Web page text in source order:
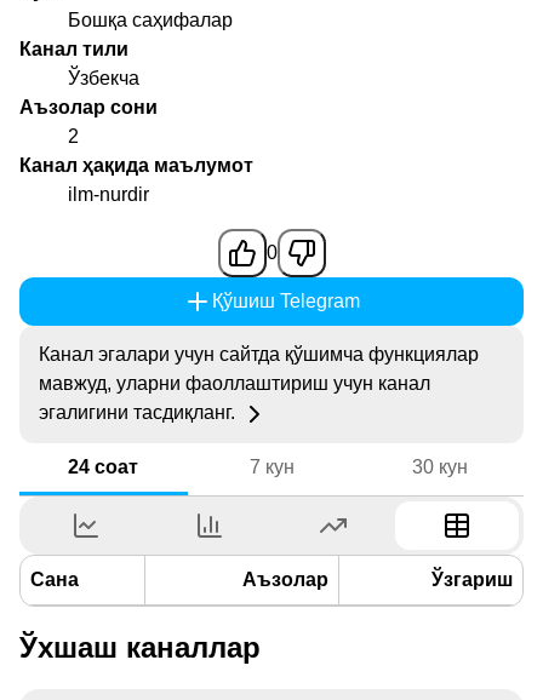
Бошқа саҳифалар
Канал тили
Ўзбекча
Аъзолар сони
2
Канал ҳақида маълумот
ilm-nurdir
0
Қўшиш Telegram
Канал эгалари учун сайтда қўшимча функциялар
мавжуд, уларни фаоллаштириш учун канал
эгалигини тасдиқланг.
24 соат 7 кун 30 кун
Сана Аъзолар Ўзгариш
Ўхшаш каналлар